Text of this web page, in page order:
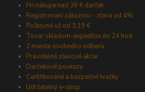
Pri nákupe nad 39 € darček
Registrovaní zákazníci - zľava od 4%
Poštovné už od 3,19 €
Tovar skladom-expedícia do 24 hod.
2 miesta osobného odberu
Pravidelné zľavové akcie
Darčekové poukazy
Certifikované a bezpečné hračky
Udržateľný e-shop